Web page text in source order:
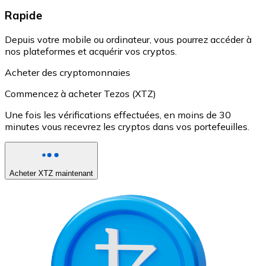
Rapide
Depuis votre mobile ou ordinateur, vous pourrez accéder à
nos plateformes et acquérir vos cryptos.
Acheter des cryptomonnaies
Commencez à acheter Tezos (XTZ)
Une fois les vérifications effectuées, en moins de 30
minutes vous recevrez les cryptos dans vos portefeuilles.
Acheter XTZ maintenant